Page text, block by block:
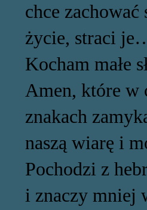
chce zachować
życie, straci
Kocham małe
Amen, które w
znakach
naszą wiarę i
Pochodzi z
i znaczy mniej